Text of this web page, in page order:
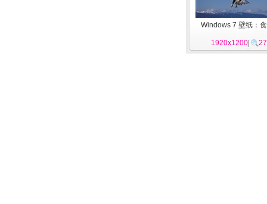
Windows 7 壁纸：
1920x1200